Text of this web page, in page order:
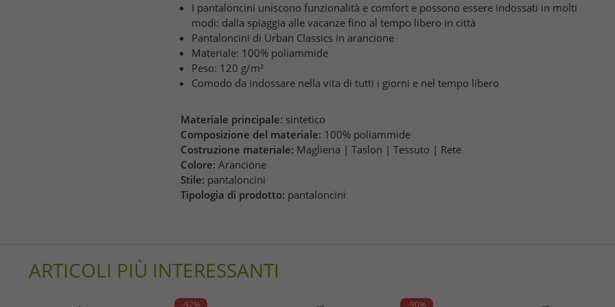
I pantaloncini uniscono funzionalità e comfort e possono essere indossati in molti
modi: dalla spiaggia alle vacanze fino al tempo libero in città
Pantaloncini di Urban Classics in arancione
Materiale: 100% poliammide
Peso: 120 g/m²
Comodo da indossare nella vita di tutti i giorni e nel tempo libero
Materiale principale: sintetico
Composizione del materiale: 100% poliammide
Costruzione materiale: Maglieria | Taslon | Tessuto | Rete
Colore: Arancione
Stile: pantaloncini
Tipologia di prodotto: pantaloncini
ARTICOLI PIÙ INTERESSANTI
-92% -90%